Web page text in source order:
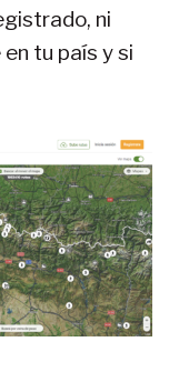
ni
tu país y si